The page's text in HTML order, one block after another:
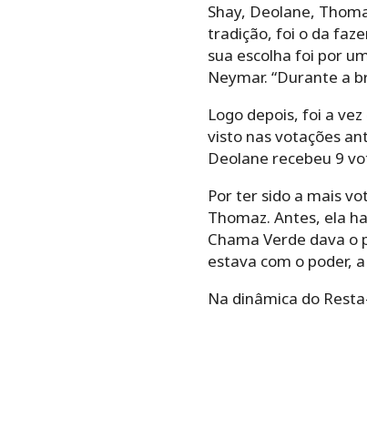
Shay, Deolane,
tradição, foi o da
sua escolha foi por
Neymar. “Durante a
Logo depois, foi a
visto nas votações
Deolane recebeu 9
Por ter sido a mais
Thomaz. Antes, ela
Chama Verde dava o
estava com o poder,
Na dinâmica do